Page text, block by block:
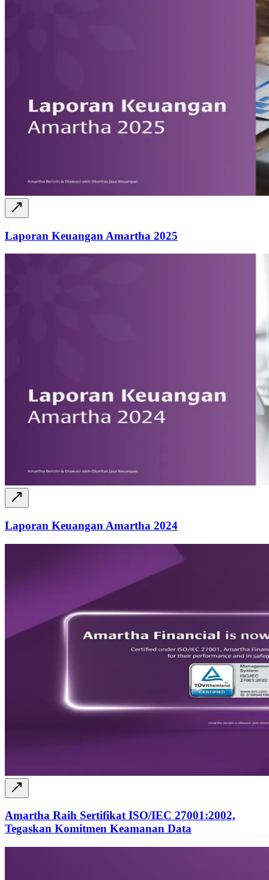
Laporan Keuangan Amartha 2025
Laporan Keuangan Amartha 2024
Amartha Raih Sertifikat ISO/IEC 27001:2002,
Tegaskan Komitmen Keamanan Data